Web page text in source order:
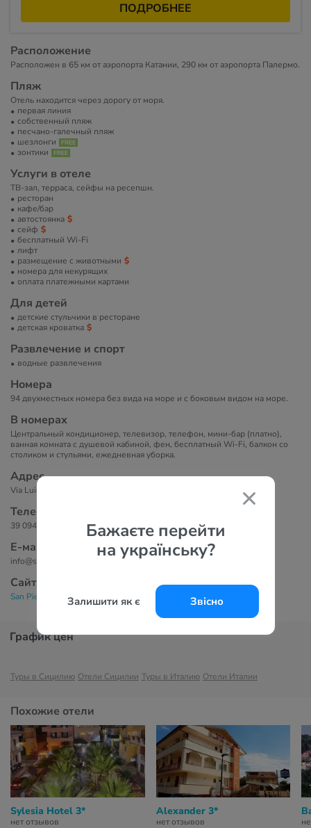
Бажаєте перейти
на українську?
Залишити як є Звісно
ПОДРОБНЕЕ
Расположение
Расположен в 65 км от аэропорта Катании, 290 км от аэропорта Палермо.
Пляж
Отель находится через дорогу от моря.
первая линия
собственный пляж
песчано-галечный пляж
шезлонги
зонтики
Услуги в отеле
ТВ-зал, терраса, сейфы на ресепшн.
ресторан
кафе/бар
автостоянка
сейф
бесплатный Wi-Fi
лифт
размещение с животными
номера для некурящих
оплата платежными картами
Для детей
детские стульчики в ресторане
детская кроватка
Развлечение и спорт
водные развлечения
Номера
94 двухместных номера без вида на море и с боковым видом на море.
В номерах
Центральный кондиционер, телевизор, телефон, мини-бар (платно),
ванная комната с душевой кабиной, фен, бесплатный Wi-Fi, балкон со
столиком и стульями, ежедневная уборка.
Адрес
Via Luigi Rizzo, 98037 Letojanni ME, Италия
Телефоны
39 0942 36081
Е-маil
info@sanpietro-hotel.it
Сайт
San Pietro Hotel 3*
График цен
Туры в Сицилию Отели Сицилии Туры в Италию Отели Италии
Похожие отели
Sylesia Hotel 3*
нет отзывов
Alexander 3*
нет отзывов